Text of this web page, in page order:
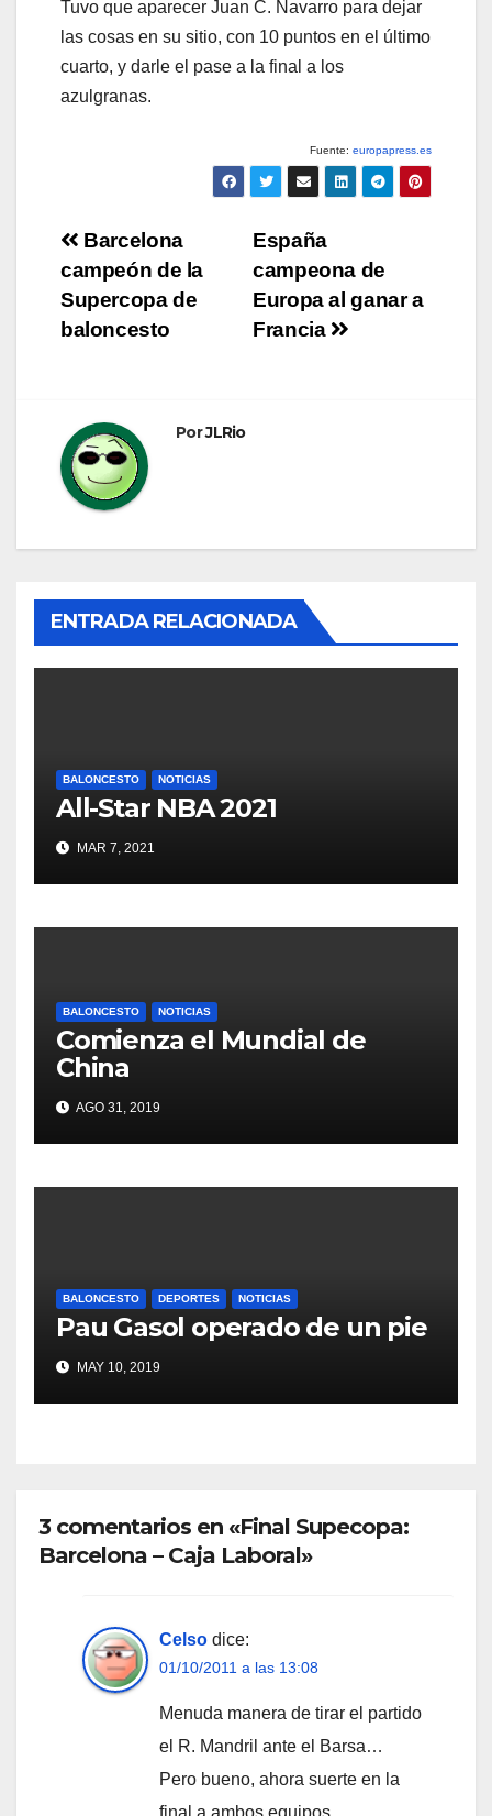
Tuvo que aparecer Juan C. Navarro para dejar
las cosas en su sitio, con 10 puntos en el último
cuarto, y darle el pase a la final a los
azulgranas.
Fuente: europapress.es
Navegación
de
entradas
España
campeona de
Europa al ganar a
Francia
Barcelona
campeón de la
Supercopa de
baloncesto
PorJLRio
ENTRADA RELACIONADA
BALONCESTO NOTICIAS
All-Star NBA 2021
MAR 7, 2021
BALONCESTO NOTICIAS
Comienza el Mundial de
China
AGO 31, 2019
BALONCESTO DEPORTES NOTICIAS
Pau Gasol operado de un pie
MAY 10, 2019
3 comentarios en «Final Supecopa:
Barcelona – Caja Laboral»
Celso dice:
01/10/2011 a las 13:08
Menuda manera de tirar el partido
el R. Mandril ante el Barsa…
Pero bueno, ahora suerte en la
final a ambos equipos.